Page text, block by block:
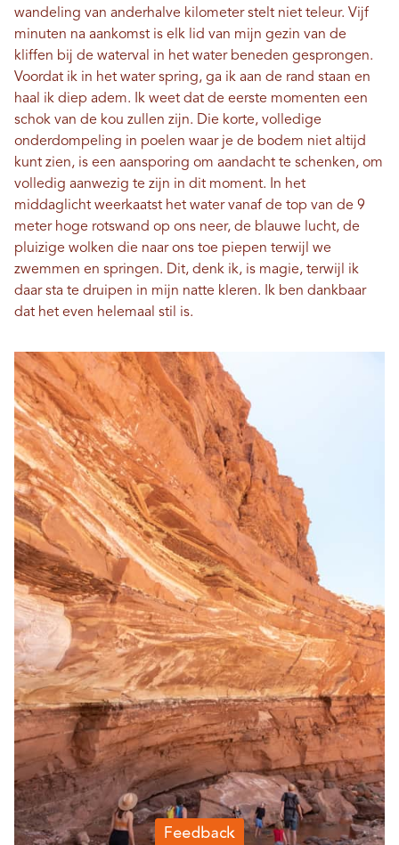
wandeling van anderhalve kilometer stelt niet teleur. Vijf
minuten na aankomst is elk lid van mijn gezin van de
kliffen bij de waterval in het water beneden gesprongen.
Voordat ik in het water spring, ga ik aan de rand staan ​​en
haal ik diep adem. Ik weet dat de eerste momenten een
schok van de kou zullen zijn. Die korte, volledige
onderdompeling in poelen waar je de bodem niet altijd
kunt zien, is een aansporing om aandacht te schenken, om
volledig aanwezig te zijn in dit moment. In het
middaglicht weerkaatst het water vanaf de top van de 9
meter hoge rotswand op ons neer, de blauwe lucht, de
pluizige wolken die naar ons toe piepen terwijl we
zwemmen en springen. Dit, denk ik, is magie, terwijl ik
daar sta te druipen in mijn natte kleren. Ik ben dankbaar
dat het even helemaal stil is.